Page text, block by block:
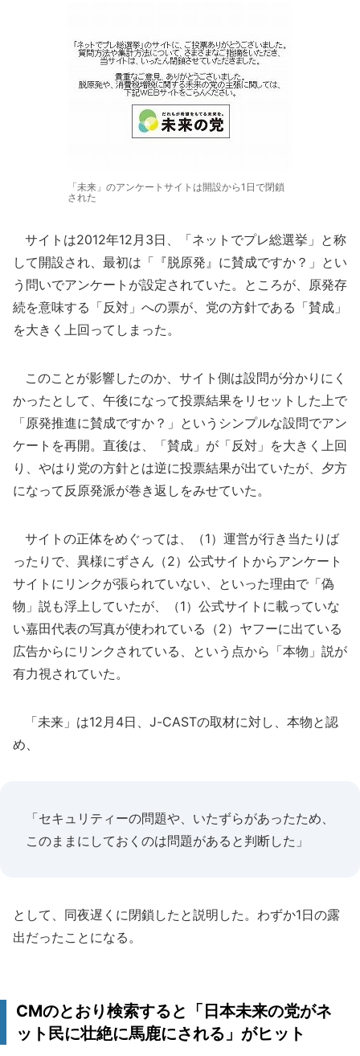
「未来」のアンケートサイトは開設から1日で閉鎖
された
サイトは2012年12月3日、「ネットでプレ総選挙」と称
して開設され、最初は「『脱原発』に賛成ですか？」とい
う問いでアンケートが設定されていた。ところが、原発存
続を意味する「反対」への票が、党の方針である「賛成」
を大きく上回ってしまった。
このことが影響したのか、サイト側は設問が分かりにく
かったとして、午後になって投票結果をリセットした上で
「原発推進に賛成ですか？」というシンプルな設問でアン
ケートを再開。直後は、「賛成」が「反対」を大きく上回
り、やはり党の方針とは逆に投票結果が出ていたが、夕方
になって反原発派が巻き返しをみせていた。
サイトの正体をめぐっては、（1）運営が行き当たりば
ったりで、異様にずさん（2）公式サイトからアンケート
サイトにリンクが張られていない、といった理由で「偽
物」説も浮上していたが、（1）公式サイトに載っていな
い嘉田代表の写真が使われている（2）ヤフーに出ている
広告からにリンクされている、という点から「本物」説が
有力視されていた。
「未来」は12月4日、J-CASTの取材に対し、本物と認
め、
「セキュリティーの問題や、いたずらがあったため、
このままにしておくのは問題があると判断した」
として、同夜遅くに閉鎖したと説明した。わずか1日の露
出だったことになる。
CMのとおり検索すると「日本未来の党がネ
ット民に壮絶に馬鹿にされる」がヒット